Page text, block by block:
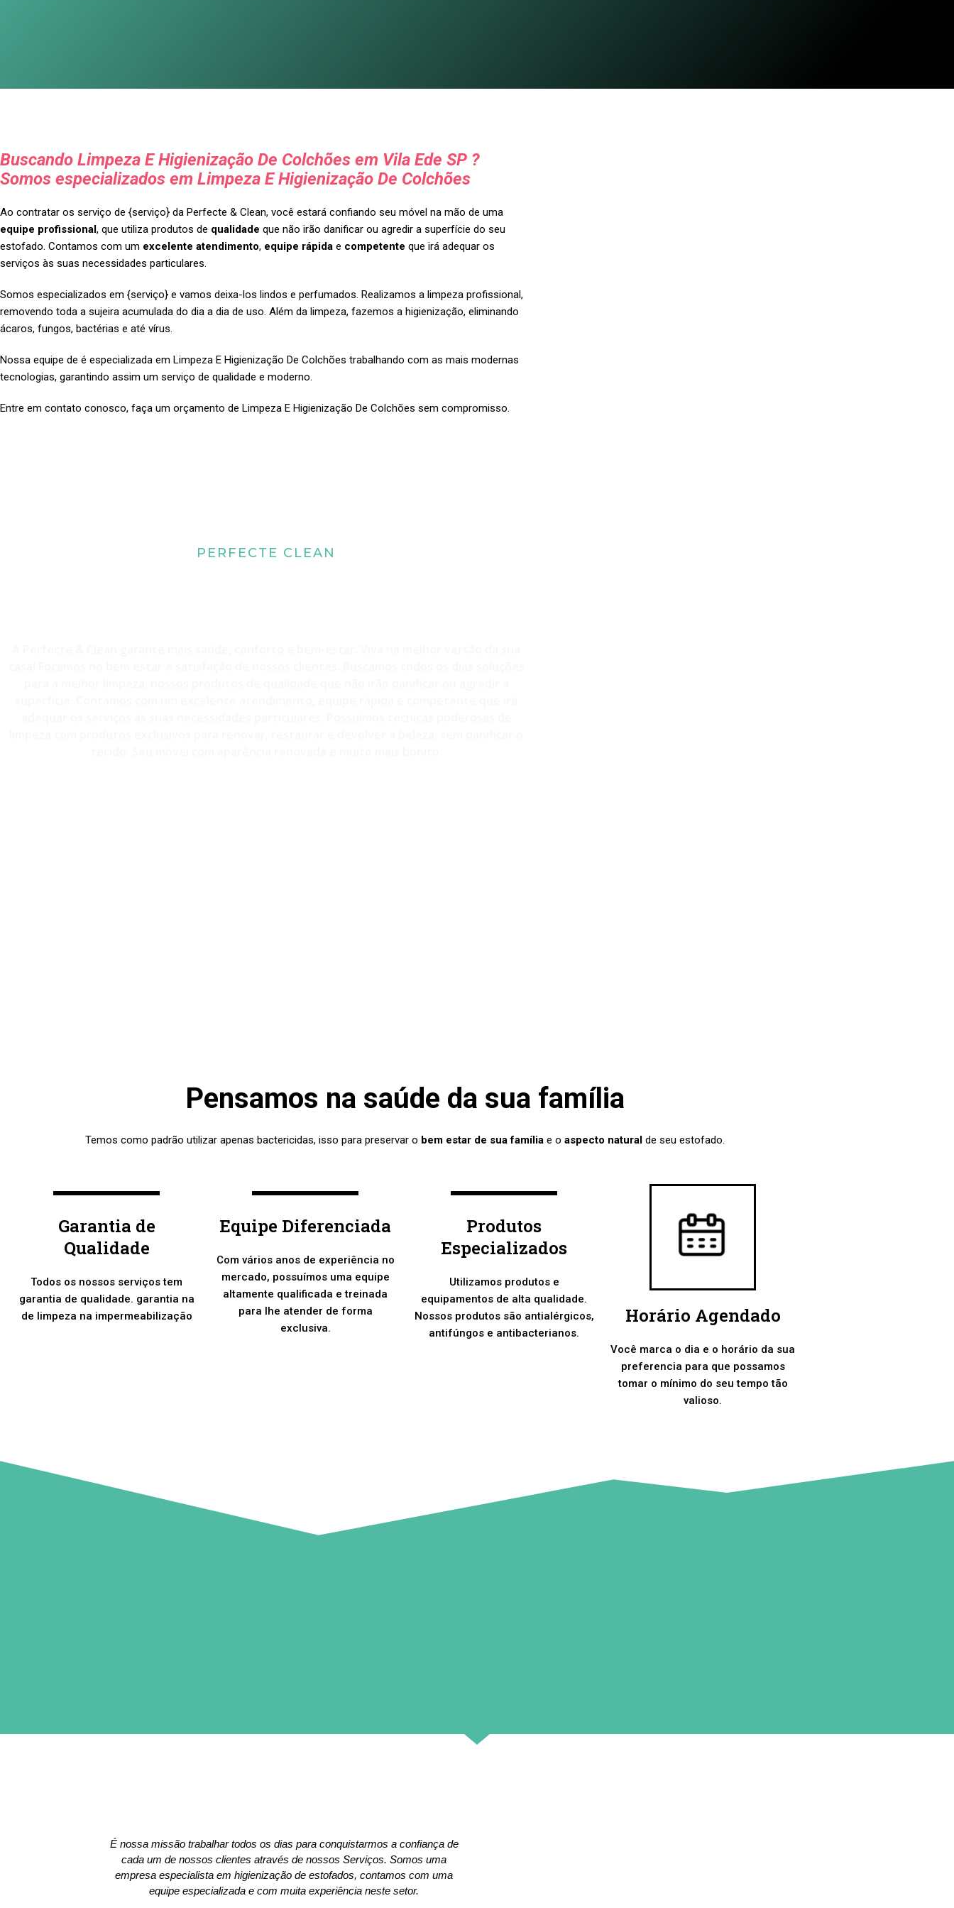
Buscando Limpeza E Higienização De Colchões em Vila Ede SP ?
Somos especializados em Limpeza E Higienização De Colchões
Ao contratar os serviço de {serviço} da Perfecte & Clean, você estará confiando seu móvel na mão de uma
equipe profissional, que utiliza produtos de qualidade que não irão danificar ou agredir a superfície do seu
estofado. Contamos com um excelente atendimento, equipe rápida e competente que irá adequar os
serviços às suas necessidades particulares.
Somos especializados em {serviço} e vamos deixa-los lindos e perfumados. Realizamos a limpeza profissional,
removendo toda a sujeira acumulada do dia a dia de uso. Além da limpeza, fazemos a higienização, eliminando
ácaros, fungos, bactérias e até vírus.
Nossa equipe de é especializada em Limpeza E Higienização De Colchões trabalhando com as mais modernas
tecnologias, garantindo assim um serviço de qualidade e moderno.
Entre em contato conosco, faça um orçamento de Limpeza E Higienização De Colchões sem compromisso.
PERFECTE CLEAN
Pensamos na saúde da sua família
Temos como padrão utilizar apenas bactericidas, isso para preservar o bem estar de sua famíliae o aspecto naturalde seu estofado.
Garantia de
Qualidade
Todos os nossos serviços tem
garantia de qualidade. garantia na
de limpeza na impermeabilização
Equipe Diferenciada
Com vários anos de experiência no
mercado, possuímos uma equipe
altamente qualificada e treinada
para lhe atender de forma
exclusiva.
Produtos
Especializados
Utilizamos produtos e
equipamentos de alta qualidade.
Nossos produtos são antialérgicos,
antifúngos e antibacterianos.
Horário Agendado
Você marca o dia e o horário da sua
preferencia para que possamos
tomar o mínimo do seu tempo tão
valioso.
É nossa missão trabalhar todos os dias para conquistarmos a confiança de
cada um de nossos clientes através de nossos Serviços. Somos uma
empresa especialista em higienização de estofados, contamos com uma
equipe especializada e com muita experiência neste setor.